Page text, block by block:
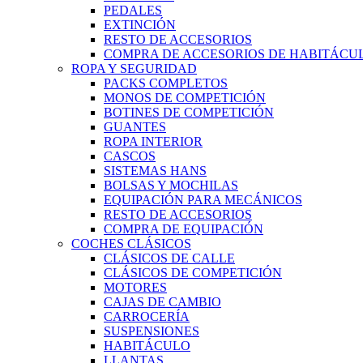
PEDALES
EXTINCIÓN
RESTO DE ACCESORIOS
COMPRA DE ACCESORIOS DE
ROPA Y SEGURIDAD
PACKS COMPLETOS
MONOS DE COMPETICIÓN
BOTINES DE COMPETICIÓN
GUANTES
ROPA INTERIOR
CASCOS
SISTEMAS HANS
BOLSAS Y MOCHILAS
EQUIPACIÓN PARA MECÁNICOS
RESTO DE ACCESORIOS
COMPRA DE EQUIPACIÓN
COCHES CLÁSICOS
CLÁSICOS DE CALLE
CLÁSICOS DE COMPETICIÓN
MOTORES
CAJAS DE CAMBIO
CARROCERÍA
SUSPENSIONES
HABITÁCULO
LLANTAS